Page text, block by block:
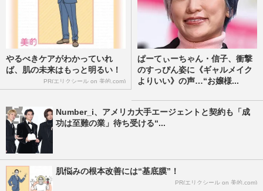
やるべきケアがわかっていれ
ば、肌の未来はもっと明るい！
PR(エリクシール on 美的.com)
ぱーてぃーちゃん・信子、衝撃
のすっぴん姿に《ギャルメイク
よりいい》の声…“お嬢様...
Number_i、アメリカ大手エージェントと契約も「成
功は至難の業」待ち受ける“...
肌悩みの根本改善には“基底膜”！
PR(エリクシール on 美的.com)